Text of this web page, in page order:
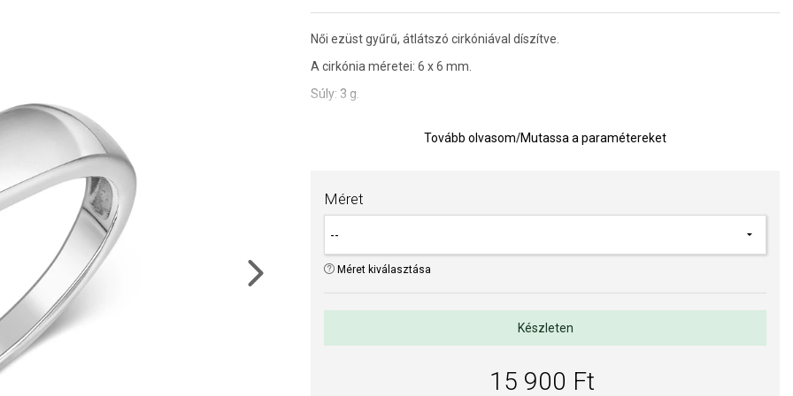
Női ezüst gyűrű, átlátszó cirkóniával díszítve.
A cirkónia méretei: 6 x 6 mm.
Súly: 3 g.
Gyűrűméret meghatározására szolgáló segédeszköz
Tovább olvasom/Mutassa a paramétereket
Méret
Méret kiválasztása
Készleten
15 900 Ft